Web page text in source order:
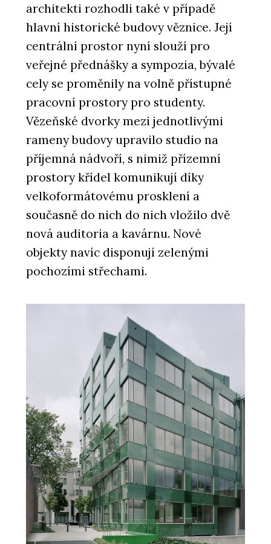
architekti rozhodli také v případě
hlavní historické budovy věznice. Její
centrální prostor nyní slouží pro
veřejné přednášky a sympozia, bývalé
cely se proměnily na volně přístupné
pracovní prostory pro studenty.
Vězeňské dvorky mezi jednotlivými
rameny budovy upravilo studio na
příjemná nádvoří, s nimiž přízemní
prostory křídel komunikují díky
velkoformátovému prosklení a
současně do nich do nich vložilo dvě
nová auditoria a kavárnu. Nové
objekty navíc disponují zelenými
pochozími střechami.